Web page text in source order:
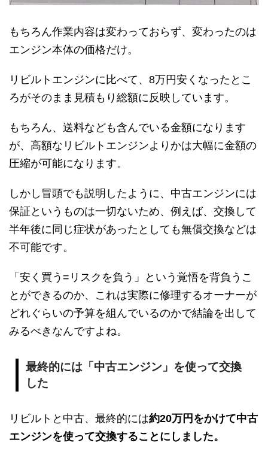
もちろん作業内容は変わっておらず、変わったのは
エンジン本体の価格だけ。
リビルトエンジンに比べて、8万円安くなったとこ
ろがそのまま見積もり総額に反映しています。
もちろん、送料なども含んでいる金額になります
が、高額なリビルトエンジンよりかは大幅に金額の
圧縮が可能になります。
しかし冒頭でも説明したように、中古エンジンには
保証というものは一切ないため、例えば、交換して
半年後に同じ症状があったとしても無償交換などは
不可能です。
「安く買う=リスクを負う」という覚悟を背負うこ
とができるのか、これは実際に修理するオーナーが
どれぐらいの予算を組んでいるのかで結論を出して
みるべきなんですよね。
最終的には「中古エンジン」を使って交換
した
リビルトと中古、最終的には約20万円をかけて中古
エンジンを使って交換することにしました。